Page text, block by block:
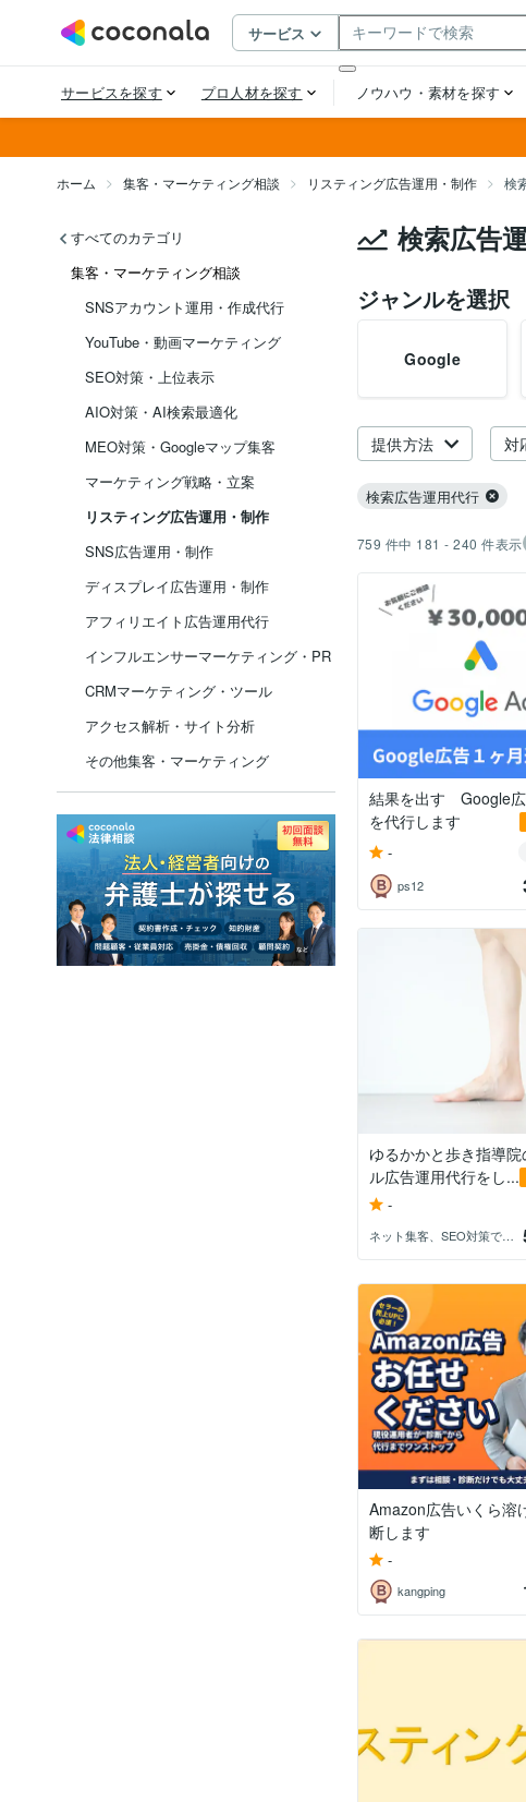
ホーム 集客・マーケティング相談 リスティング広告運用・制作 検
すべてのカテゴリ
集客・マーケティング相談
SNSアカウント運用・作成代行
YouTube・動画マーケティング
SEO対策・上位表示
AIO対策・AI検索最適化
MEO対策・Googleマップ集客
マーケティング戦略・立案
リスティング広告運用・制作
SNS広告運用・制作
ディスプレイ広告運用・制作
アフィリエイト広告運用代行
インフルエンサーマーケティング・PR
CRMマーケティング・ツール
アクセス解析・サイト分析
その他集客・マーケティング
検索広告
ジャンルを選択
Google
提供方法 対
検索広告運用代行
759 件中 181 - 240 件表示
結果を出す Google
を代行します
-
ps12
ゆるかかと歩き指導
ル広告運用代行をし...
-
ネット集客、SEO対策で売上Up＠大阪
Amazon広告いくら溶
断します
-
kangping